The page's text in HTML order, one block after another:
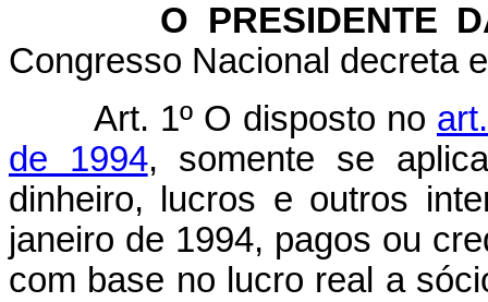
O PRESIDENTE DA
Congresso Nacional decreta
Art. 1º O disposto no
de 1994, somente se
dinheiro, lucros e outros
janeiro de 1994, pagos ou
com base no lucro real a